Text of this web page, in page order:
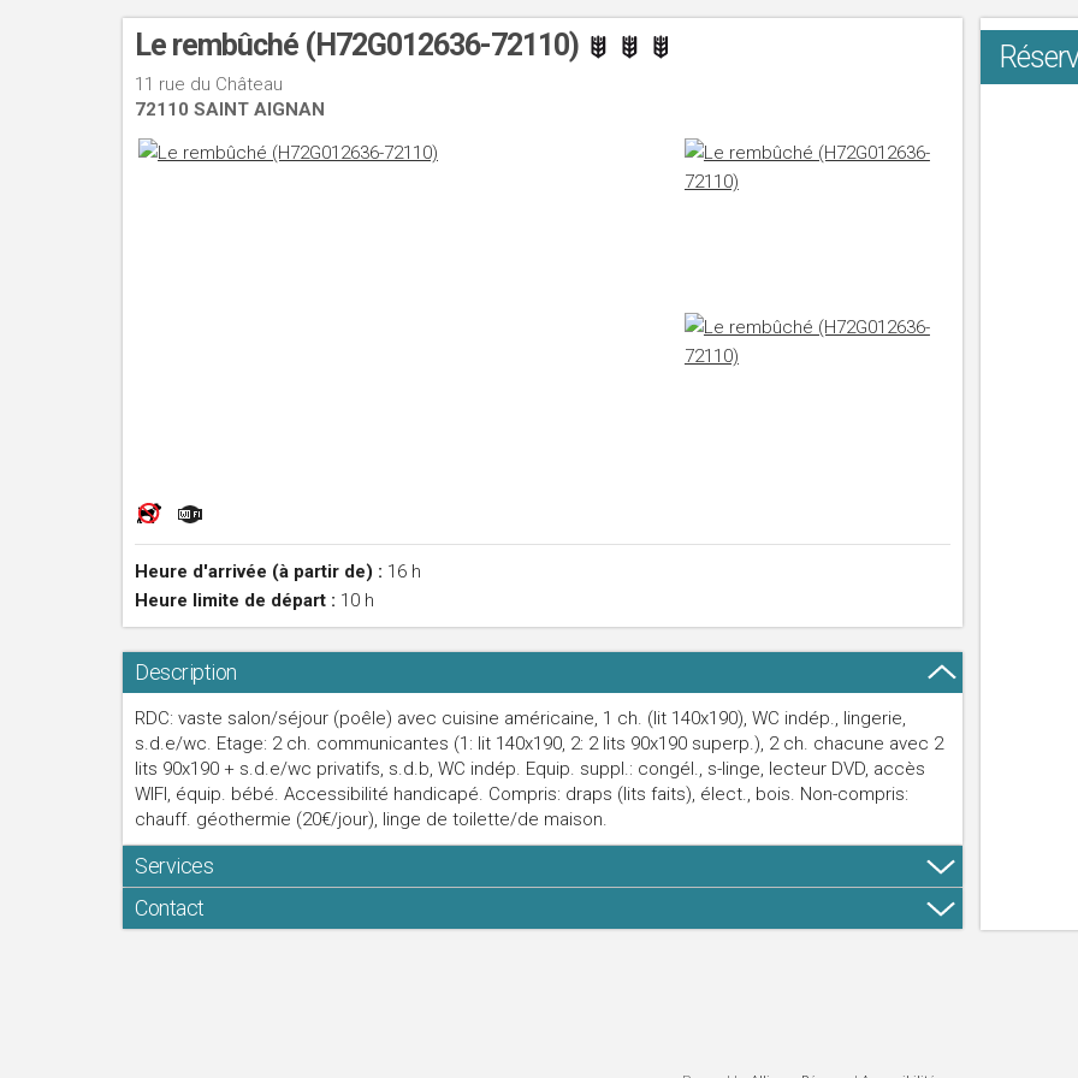
Le rembûché (H72G012636-72110)
11 rue du Château
72110 SAINT AIGNAN
Heure d'arrivée (à partir de) : 16 h
Heure limite de départ : 10 h
Description
RDC: vaste salon/séjour (poêle) avec cuisine américaine, 1 ch. (lit 140x190), WC indép., lingerie,
s.d.e/wc. Etage: 2 ch. communicantes (1: lit 140x190, 2: 2 lits 90x190 superp.), 2 ch. chacune avec 2
lits 90x190 + s.d.e/wc privatifs, s.d.b, WC indép. Equip. suppl.: congél., s-linge, lecteur DVD, accès
WIFI, équip. bébé. Accessibilité handicapé. Compris: draps (lits faits), élect., bois. Non-compris:
chauff. géothermie (20€/jour), linge de toilette/de maison.
Services
Contact